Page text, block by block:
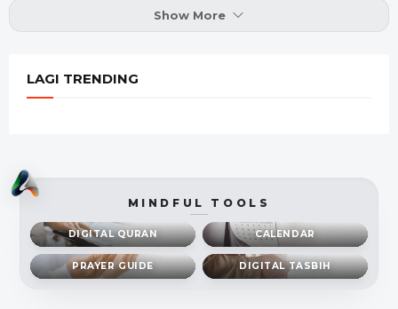
Show More
LAGI TRENDING
MINDFUL TOOLS
DIGITAL QURAN CALENDAR
PRAYER GUIDE DIGITAL TASBIH